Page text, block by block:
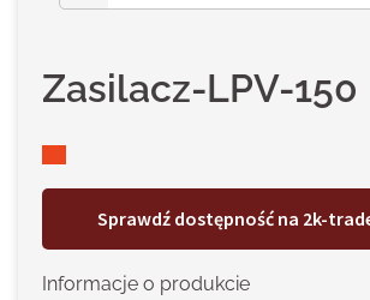
Zasilacz-LPV-150
Sprawdź dostępność na 2k-
Informacje o produkcie